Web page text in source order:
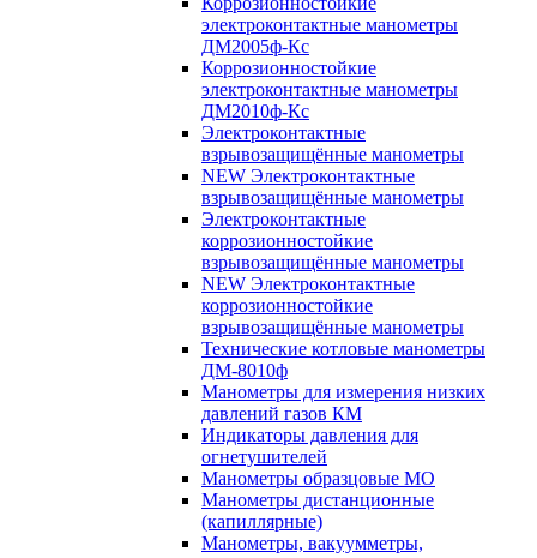
электроконтактные манометры
ДМ2005ф-Кс
Коррозионностойкие
электроконтактные манометры
ДМ2010ф-Кс
Электроконтактные
взрывозащищённые манометры
NEW Электроконтактные
взрывозащищённые манометры
Электроконтактные
коррозионностойкие
взрывозащищённые манометры
NEW Электроконтактные
коррозионностойкие
взрывозащищённые манометры
Технические котловые манометры
ДМ-8010ф
Манометры для измерения низких
давлений газов КМ
Индикаторы давления для
огнетушителей
Манометры образцовые МО
Манометры дистанционные
(капиллярные)
Манометры, вакуумметры,